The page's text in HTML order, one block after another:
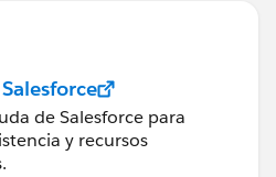
de Salesforce para
y recursos